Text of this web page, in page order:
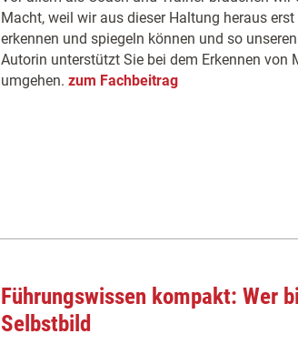
Macht, weil wir aus dieser Haltung heraus
erkennen und spiegeln können und so
Autorin unterstützt Sie bei dem Erkennen
umgehen. zum Fachbeitrag
Führungswissen kompakt: Wer
Selbstbild